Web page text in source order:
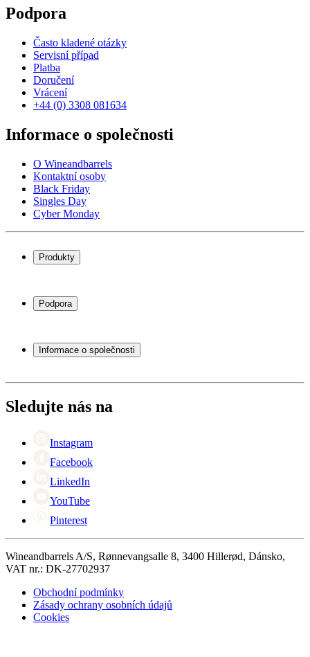
Podpora
Často kladené otázky
Servisní případ
Platba
Doručení
Vrácení
+44 (0) 3308 081634
Informace o společnosti
O Wineandbarrels
Kontaktní osoby
Black Friday
Singles Day
Cyber Monday
Produkty
Stojany na víno
Vinný nábytek
Podpora
Servisní případ
Platba
Vrácení
Informace o společnosti
Black Friday
Singles Day
Sledujte nás na
Instagram
Facebook
LinkedIn
YouTube
Pinterest
Wineandbarrels A/S, Rønnevangsalle 8, 3400 Hillerød, Dánsko,
VAT nr.: DK-27702937
Obchodní podmínky
Zásady ochrany osobních údajů
Cookies